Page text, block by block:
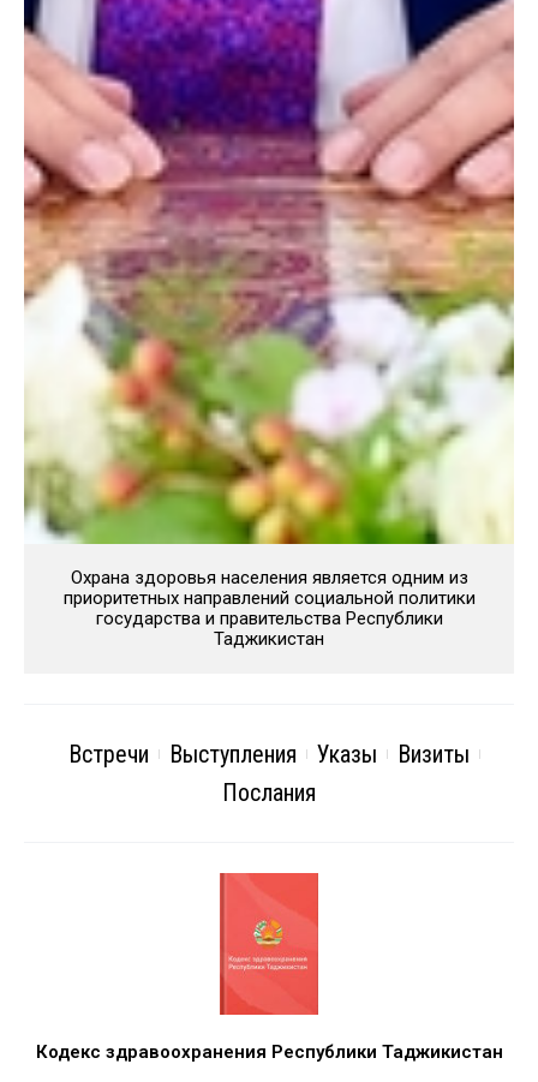
Охрана здоровья населения является одним из
приоритетных направлений социальной политики
государства и правительства Республики
Таджикистан
Встречи Выступления Указы
Визиты
Послания
Кодекс здравоохранения Республики Таджикистан